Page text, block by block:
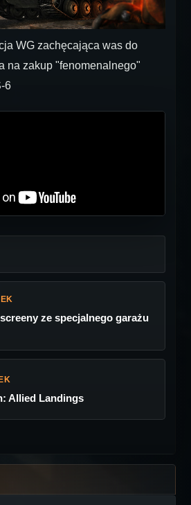
WG zachęcająca was do
na zakup "fenomenalnego"
6
ze specjalnego garażu
Allied Landings